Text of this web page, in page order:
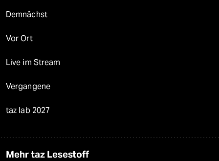
Demnächst
Vor Ort
Live im Stream
Vergangene
taz lab 2027
Mehr taz Lesestoff